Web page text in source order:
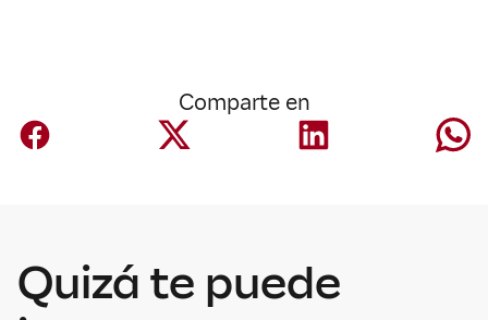
Comparte en
Quizá te puede
Negocio España
Mapfre contacta